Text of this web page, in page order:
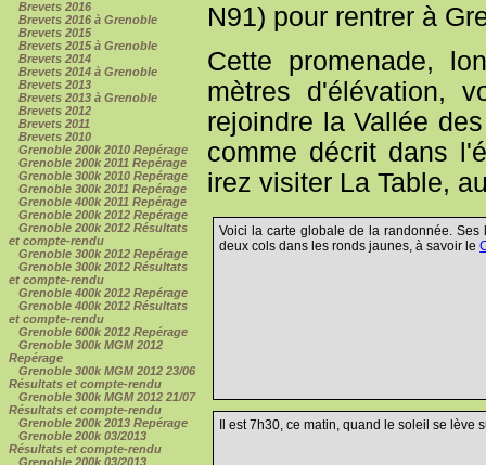
Brevets 2016
Brevets 2016 à Grenoble
Brevets 2015
Brevets 2015 à Grenoble
Brevets 2014
Brevets 2014 à Grenoble
Brevets 2013
Brevets 2013 à Grenoble
Brevets 2012
Brevets 2011
Brevets 2010
Grenoble 200k 2010 Repérage
Grenoble 200k 2011 Repérage
Grenoble 300k 2010 Repérage
Grenoble 300k 2011 Repérage
Grenoble 400k 2011 Repérage
Grenoble 200k 2012 Repérage
Grenoble 200k 2012 Résultats
et compte-rendu
Grenoble 300k 2012 Repérage
Grenoble 300k 2012 Résultats
et compte-rendu
Grenoble 400k 2012 Repérage
Grenoble 400k 2012 Résultats
et compte-rendu
Grenoble 600k 2012 Repérage
Grenoble 300k MGM 2012
Repérage
Grenoble 300k MGM 2012 23/06
Résultats et compte-rendu
Grenoble 300k MGM 2012 21/07
Résultats et compte-rendu
Grenoble 200k 2013 Repérage
Grenoble 200k 03/2013
Résultats et compte-rendu
Grenoble 200k 03/2013
N91) pour rentrer à
Cette promenade,
mètres d'élévation,
rejoindre la Vallée
comme décrit dans
irez visiter La Table,
Voici la carte globale de la randonnée.
deux cols dans les ronds jaunes, à savoir le
Il est 7h30, ce matin, quand le soleil se lève